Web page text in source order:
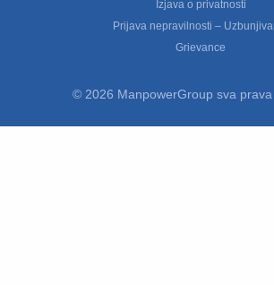
Izjava o privatnosti
Prijava nepravilnosti –
Grievance
© 2026 ManpowerGroup sva